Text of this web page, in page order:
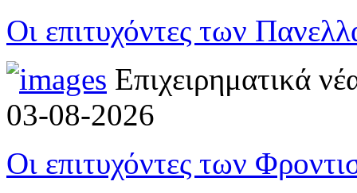
Οι επιτυχόντες των
Επιχειρηματικά
03-08-2026
Οι επιτυχόντες των